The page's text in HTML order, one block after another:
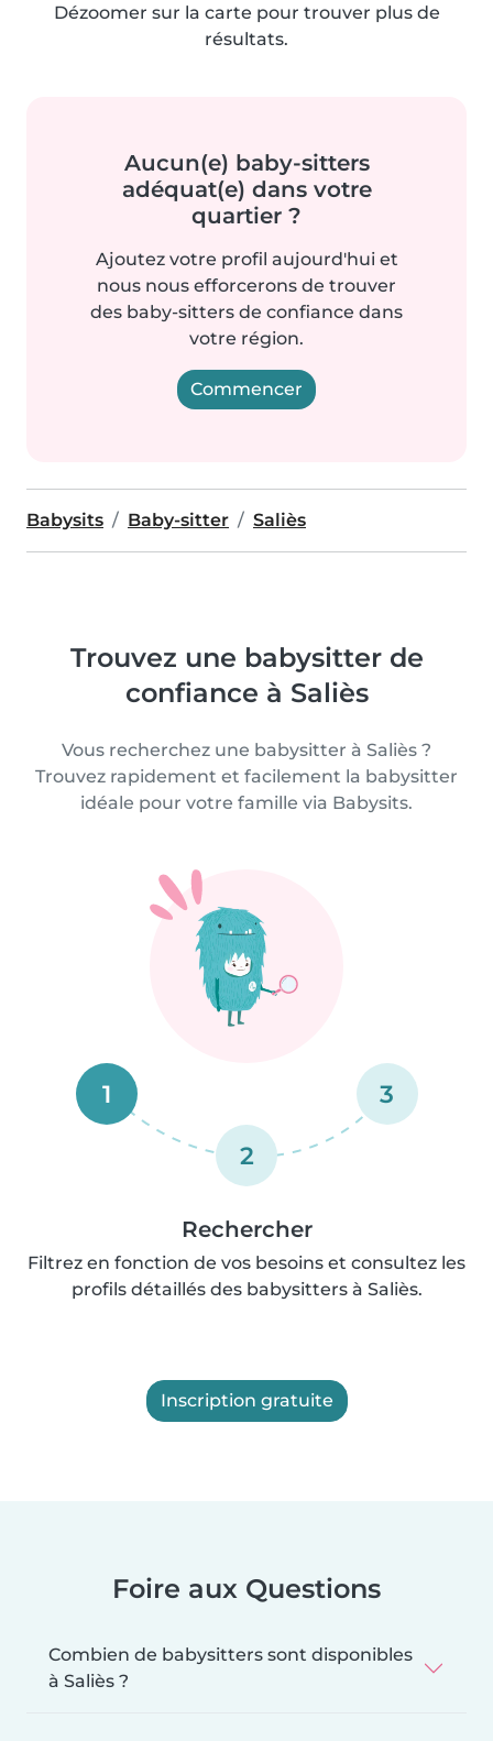
Dézoomer sur la carte pour trouver plus de
résultats.
Aucun(e) baby-sitters
adéquat(e) dans votre
quartier ?
Ajoutez votre profil aujourd'hui et
nous nous efforcerons de trouver
des baby-sitters de confiance dans
votre région.
Commencer
Babysits Baby-sitter Saliès
Trouvez une babysitter de
confiance à Saliès
Vous recherchez une babysitter à Saliès ?
Trouvez rapidement et facilement la babysitter
idéale pour votre famille via Babysits.
1
2
3
Rechercher
Filtrez en fonction de vos besoins et consultez les
profils détaillés des babysitters à Saliès.
Inscription gratuite
Foire aux Questions
Combien de babysitters sont disponibles
à Saliès ?